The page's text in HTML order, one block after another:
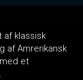
af klassisk
af Amrerikansk
et